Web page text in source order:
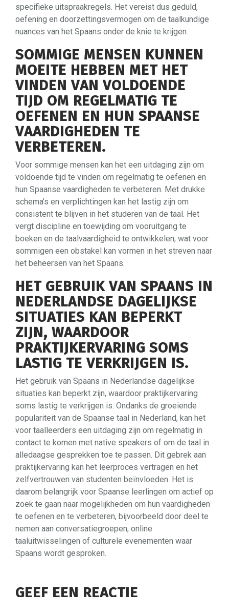
specifieke uitspraakregels. Het vereist dus geduld,
oefening en doorzettingsvermogen om de taalkundige
nuances van het Spaans onder de knie te krijgen.
SOMMIGE MENSEN KUNNEN
MOEITE HEBBEN MET HET
VINDEN VAN VOLDOENDE
TIJD OM REGELMATIG TE
OEFENEN EN HUN SPAANSE
VAARDIGHEDEN TE
VERBETEREN.
Voor sommige mensen kan het een uitdaging zijn om
voldoende tijd te vinden om regelmatig te oefenen en
hun Spaanse vaardigheden te verbeteren. Met drukke
schema’s en verplichtingen kan het lastig zijn om
consistent te blijven in het studeren van de taal. Het
vergt discipline en toewijding om vooruitgang te
boeken en de taalvaardigheid te ontwikkelen, wat voor
sommigen een obstakel kan vormen in het streven naar
het beheersen van het Spaans.
HET GEBRUIK VAN SPAANS IN
NEDERLANDSE DAGELIJKSE
SITUATIES KAN BEPERKT
ZIJN, WAARDOOR
PRAKTIJKERVARING SOMS
LASTIG TE VERKRIJGEN IS.
Het gebruik van Spaans in Nederlandse dagelijkse
situaties kan beperkt zijn, waardoor praktijkervaring
soms lastig te verkrijgen is. Ondanks de groeiende
populariteit van de Spaanse taal in Nederland, kan het
voor taalleerders een uitdaging zijn om regelmatig in
contact te komen met native speakers of om de taal in
alledaagse gesprekken toe te passen. Dit gebrek aan
praktijkervaring kan het leerproces vertragen en het
zelfvertrouwen van studenten beïnvloeden. Het is
daarom belangrijk voor Spaanse leerlingen om actief op
zoek te gaan naar mogelijkheden om hun vaardigheden
te oefenen en te verbeteren, bijvoorbeeld door deel te
nemen aan conversatiegroepen, online
taaluitwisselingen of culturele evenementen waar
Spaans wordt gesproken.
GEEF EEN REACTIE